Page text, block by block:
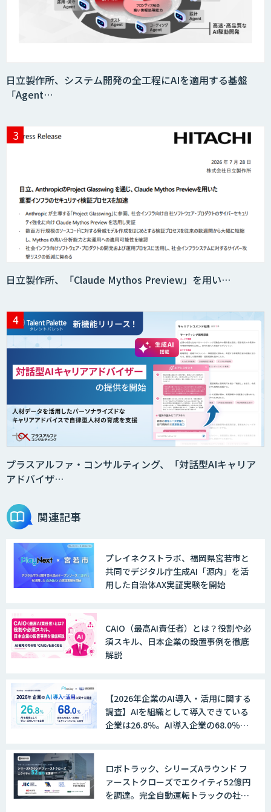
日立製作所、システム開発の全工程にAIを適用する基盤
「Agent…
日立製作所、「Claude Mythos Preview」を用い…
プラスアルファ・コンサルティング、「対話型AIキャリア
アドバイザ…
関連記事
プレイネクストラボ、福岡県宮若市と
共同でデジタル庁生成AI「源内」を活
用した自治体AX実証実験を開始
CAIO（最高AI責任者）とは？役割や必
須スキル、日本企業の設置事例を徹底
解説
【2026年企業のAI導入・活用に関する
調査】AIを組織として導入できている
企業は26.8％。AI導入企業の68.0％
ロボトラック、シリーズAラウンド フ
ァーストクローズでエクイティ52億円
を調達。完全自動運転トラックの社会